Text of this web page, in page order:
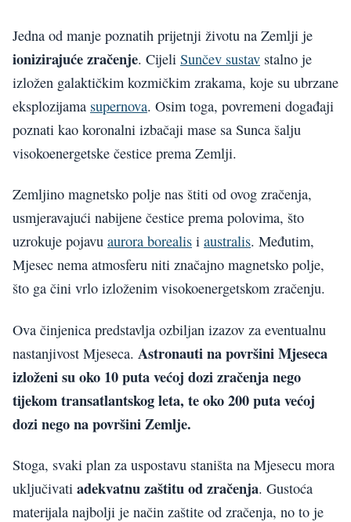
Jedna od manje poznatih prijetnji životu na Zemlji je
ionizirajuće zračenje. Cijeli Sunčev sustav stalno je
izložen galaktičkim kozmičkim zrakama, koje su ubrzane
eksplozijama supernova. Osim toga, povremeni događaji
poznati kao koronalni izbačaji mase sa Sunca šalju
visokoenergetske čestice prema Zemlji.
Zemljino magnetsko polje nas štiti od ovog zračenja,
usmjeravajući nabijene čestice prema polovima, što
uzrokuje pojavu aurora borealis i australis. Međutim,
Mjesec nema atmosferu niti značajno magnetsko polje,
što ga čini vrlo izloženim visokoenergetskom zračenju.
Ova činjenica predstavlja ozbiljan izazov za eventualnu
nastanjivost Mjeseca. Astronauti na površini Mjeseca
izloženi su oko 10 puta većoj dozi zračenja nego
tijekom transatlantskog leta, te oko 200 puta većoj
dozi nego na površini Zemlje.
Stoga, svaki plan za uspostavu staništa na Mjesecu mora
uključivati adekvatnu zaštitu od zračenja. Gustoća
materijala najbolji je način zaštite od zračenja, no to je